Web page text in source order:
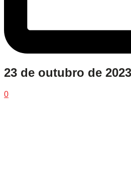
23 de outubro de 2023
0